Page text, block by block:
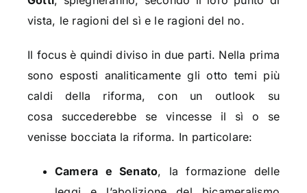
vista, le ragioni del sì e le ragioni del no.
Il focus è quindi diviso in due parti. Nella prima
sono esposti analiticamente gli otto temi più
caldi della riforma, con un outlook su
cosa succederebbe se vincesse il sì o se
venisse bocciata la riforma. In particolare:
Camera e Senato, la formazione delle